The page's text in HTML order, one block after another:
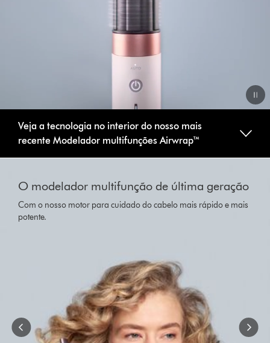
TranscriptVeja a tecnologia no interior do nosso mais
recente Modelador multifunções Airwrap™
O modelador multifunção de última geração
Com o nosso motor para cuidado do cabelo mais rápido e mais
potente.